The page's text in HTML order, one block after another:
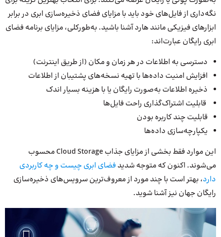
نگه‌داری از فایل‌های خود باید با مزایای فضای ذخیره‌سازی ابری در برابر
ابزارهای فیزیکی مانند هارد آشنا باشید. به‌طور‌کلی، مزایای برنامه فضای
ابری رایگان عبارت‌اند:
دسترسی به اطلاعات در هر زمان و مکان (از طریق اینترنت)
افزایش امنیت داده‌ها با تهیه نسخه‌های پشتیبان از اطلاعات
ذخیره اطلاعات به‌صورت رایگان یا با هزینه بسیار اندک
قابلیت اشتراک‌گذاری راحت فایل‌ها
قابلیت چند کاربره بودن
یکپارچه‌سازی داده‌ها
این موارد فقط بخشی از مزایای جذاب Cloud Storage محسوب
می‌شوند. اکنون که متوجه شدید فضای ابری چیست و چه کاربردی
دارد، بهتر است با چند مورد از معروف‌ترین سرویس‌های ذخیره‌سازی
رایگان جهان نیز آشنا شوید.